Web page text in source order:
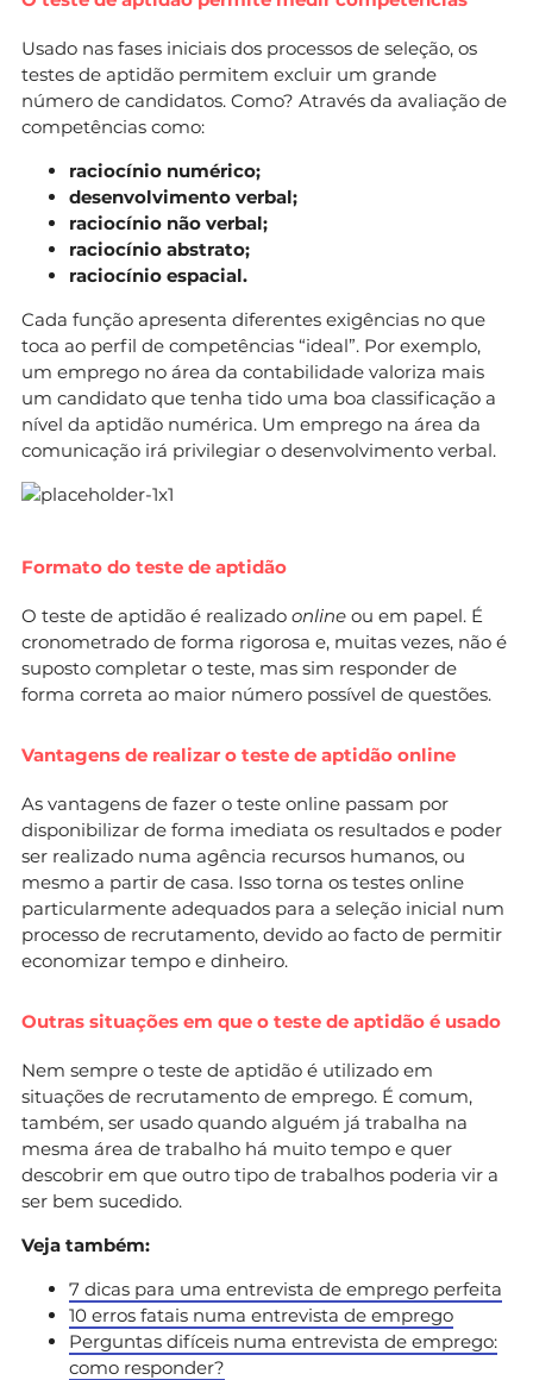
Usado nas fases iniciais dos processos de seleção, os
testes de aptidão permitem excluir um grande
número de candidatos. Como? Através da avaliação de
competências como:
raciocínio numérico;
desenvolvimento verbal;
raciocínio não verbal;
raciocínio abstrato;
raciocínio espacial.
Cada função apresenta diferentes exigências no que
toca ao perfil de competências “ideal”. Por exemplo,
um emprego no área da contabilidade valoriza mais
um candidato que tenha tido uma boa classificação a
nível da aptidão numérica. Um emprego na área da
comunicação irá privilegiar o desenvolvimento verbal.
Formato do teste de aptidão
O teste de aptidão é realizado online ou em papel. É
cronometrado de forma rigorosa e, muitas vezes, não é
suposto completar o teste, mas sim responder de
forma correta ao maior número possível de questões.
Vantagens de realizar o teste de aptidão online
As vantagens de fazer o teste online passam por
disponibilizar de forma imediata os resultados e poder
ser realizado numa agência recursos humanos, ou
mesmo a partir de casa. Isso torna os testes online
particularmente adequados para a seleção inicial num
processo de recrutamento, devido ao facto de permitir
economizar tempo e dinheiro.
Outras situações em que o teste de aptidão é usado
Nem sempre o teste de aptidão é utilizado em
situações de recrutamento de emprego. É comum,
também, ser usado quando alguém já trabalha na
mesma área de trabalho há muito tempo e quer
descobrir em que outro tipo de trabalhos poderia vir a
ser bem sucedido.
Veja também:
7 dicas para uma entrevista de emprego perfeita
10 erros fatais numa entrevista de emprego
Perguntas difíceis numa entrevista de emprego:
como responder?